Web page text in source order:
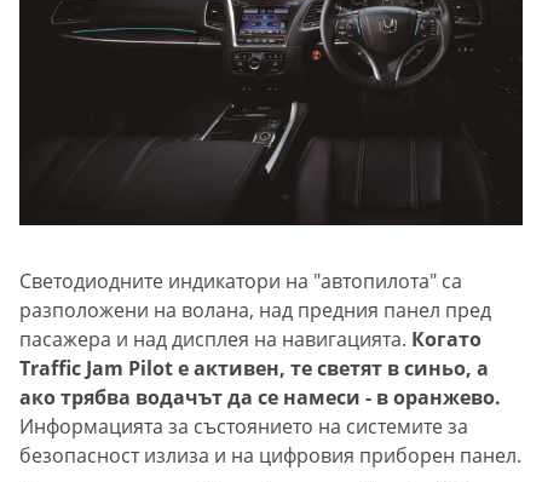
Светодиодните индикатори на "автопилота" са
разположени на волана, над предния панел пред
пасажера и над дисплея на навигацията. Когато
Traffic Jam Pilot е активен, те светят в синьо, а
ако трябва водачът да се намеси - в оранжево.
Информацията за състоянието на системите за
безопасност излиза и на цифровия приборен панел.